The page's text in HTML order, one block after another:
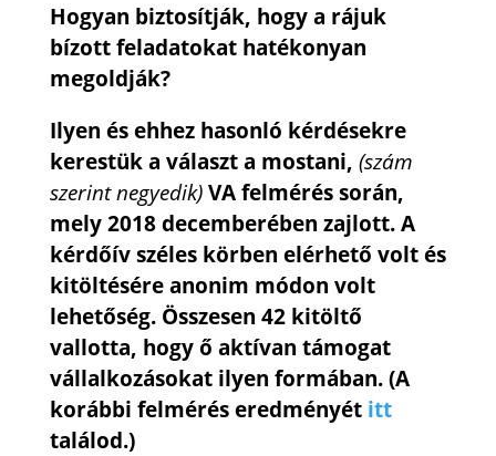
Hogyan biztosítják, hogy a rájuk
bízott feladatokat hatékonyan
megoldják?
Ilyen és ehhez hasonló kérdésekre
kerestük a választ a mostani, (szám
szerint negyedik) VA felmérés során,
mely 2018 decemberében zajlott. A
kérdőív széles körben elérhető volt és
kitöltésére anonim módon volt
lehetőség. Összesen 42 kitöltő
vallotta, hogy ő aktívan támogat
vállalkozásokat ilyen formában. (A
korábbi felmérés eredményét itt
találod.)